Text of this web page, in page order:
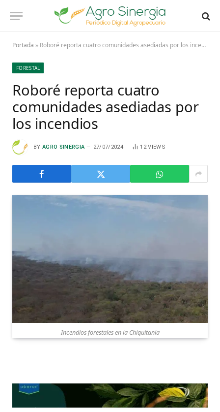
Portada » Roboré reporta cuatro comunidades asediadas por los incendios
FORESTAL
Roboré reporta cuatro
comunidades asediadas por
los incendios
BY AGRO SINERGIA 27/07/2024 12VIEWS
Incendios forestales en la Chiquitania